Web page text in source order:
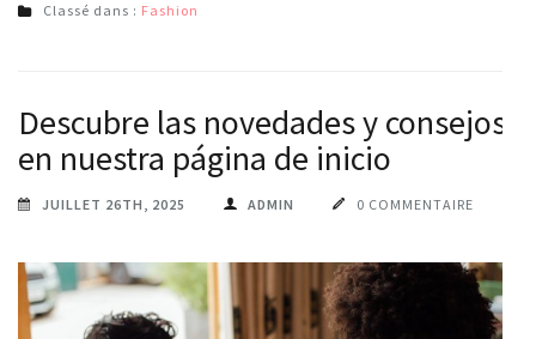
Classé dans : Fashion
Descubre las novedades y consejos
en nuestra página de inicio
JUILLET 26TH, 2025 ADMIN 0 COMMENTAIRE